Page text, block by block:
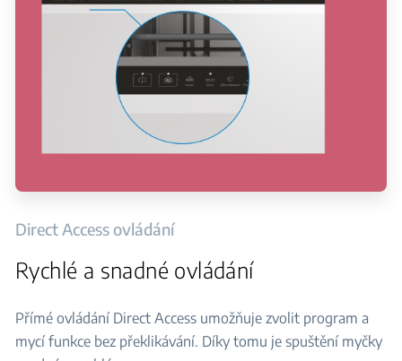
Direct Access ovládání
Rychlé a snadné ovládání
Přímé ovládání Direct Access umožňuje zvolit program a
mycí funkce bez překlikávání. Díky tomu je spuštění myčky